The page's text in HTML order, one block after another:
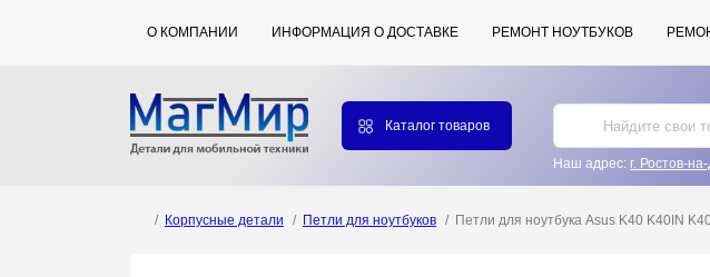
О КОМПАНИИ ИНФОРМАЦИЯ О ДОСТАВКЕ РЕМОНТ НОУТБУКОВ
Каталог товаров
Наш адрес: г. Ростов-
Корпусные детали Петли для ноутбуков Петли для ноутбука Asus K40 K40IN